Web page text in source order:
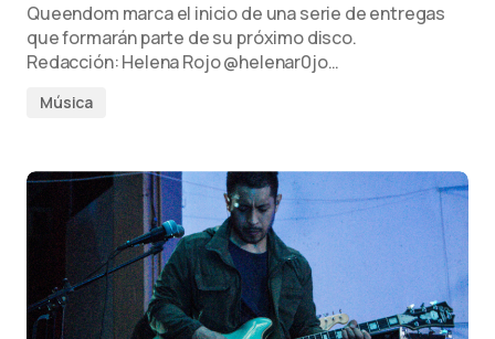
Queendom marca el inicio de una serie de entregas
que formarán parte de su próximo disco.
Redacción: Helena Rojo @helenar0jo…
Música